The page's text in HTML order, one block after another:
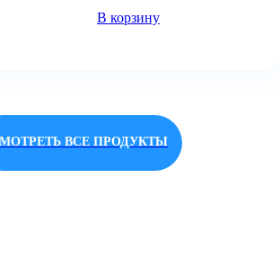
В корзину
ВСЕ ПРОДУКТЫ